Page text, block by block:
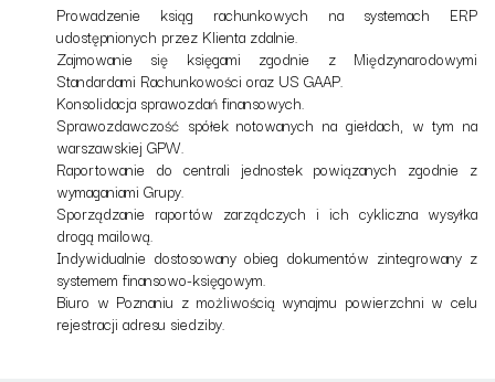
Prowadzenie ksiąg rachunkowych na systemach ERP
udostępnionych przez Klienta zdalnie.
Zajmowanie się księgami zgodnie z Międzynarodowymi
Standardami Rachunkowości oraz US GAAP.
Konsolidacja sprawozdań finansowych.
Sprawozdawczość spółek notowanych na giełdach, w tym na
warszawskiej GPW.
Raportowanie do centrali jednostek powiązanych zgodnie z
wymaganiami Grupy.
Sporządzanie raportów zarządczych i ich cykliczna wysyłka
drogą mailową.
Indywidualnie dostosowany obieg dokumentów zintegrowany z
systemem finansowo-księgowym.
Biuro w Poznaniu z możliwością wynajmu powierzchni w celu
rejestracji adresu siedziby.